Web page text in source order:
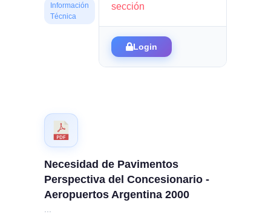
Información
Técnica
sección
Login
Necesidad de Pavimentos
Perspectiva del Concesionario -
Aeropuertos Argentina 2000